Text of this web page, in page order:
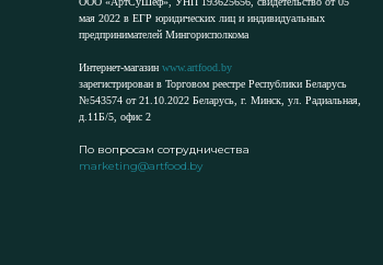
мая 2022 в ЕГР юридических лиц и индивидуальных
предпринимателей Мингорисполкома
Интернет-магазин www.artfood.by
зарегистрирован в Торговом реестре Республики Беларусь
№543574 от 21.10.2022 Беларусь, г. Минск, ул. Радиальная,
д.11Б/5, офис 2
По вопросам сотрудничества
marketing@artfood.by